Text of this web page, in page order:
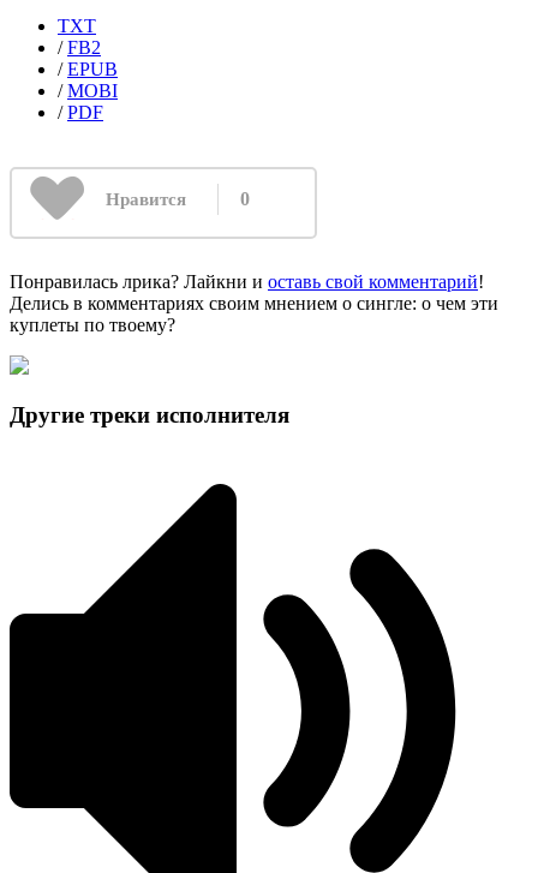
TXT
/FB2
/EPUB
/MOBI
/PDF
Нравится 0
Понравилась лрика? Лайкни и оставь свой комментарий!
Делись в комментариях своим мнением о сингле: о чем эти
куплеты по твоему?
Другие треки исполнителя